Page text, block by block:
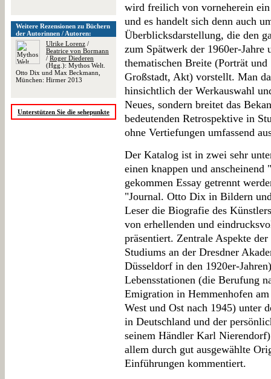
Weitere Rezensionen zu Büchern
der Autorinnen / Autoren:
Ulrike Lorenz /
Beatrice von Bormann
/ Roger Diederen
(Hgg.): Mythos Welt.
Otto Dix und Max Beckmann,
München: Hirmer 2013
Unterstützen Sie die sehepunkte
wird freilich von vorneherein ein
und es handelt sich denn auch
Überblicksdarstellung, die den
zum Spätwerk der 1960er-Jahre
thematischen Breite (Porträt
Großstadt, Akt) vorstellt. Man
hinsichtlich der Werkauswahl
Neues, sondern breitet das
bedeutenden Retrospektive in
ohne Vertiefungen umfassend
Der Katalog ist in zwei sehr
einen knappen und
gekommen Essay getrennt
"Journal. Otto Dix in Bildern
Leser die Biografie des
von erhellenden und
präsentiert. Zentrale Aspekte
Studiums an der Dresdner
Düsseldorf in den 1920er-
Lebensstationen (die Berufung
Emigration in Hemmenhofen
West und Ost nach 1945) unter
in Deutschland und der
seinem Händler Karl
allem durch gut ausgewählte
Einführungen kommentiert.